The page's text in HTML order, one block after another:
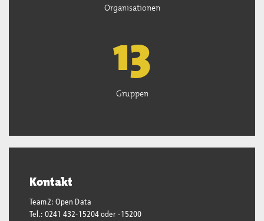
Organisationen
13
Gruppen
Kontakt
Team2: Open Data
Tel.: 0241 432-15204 oder -15200